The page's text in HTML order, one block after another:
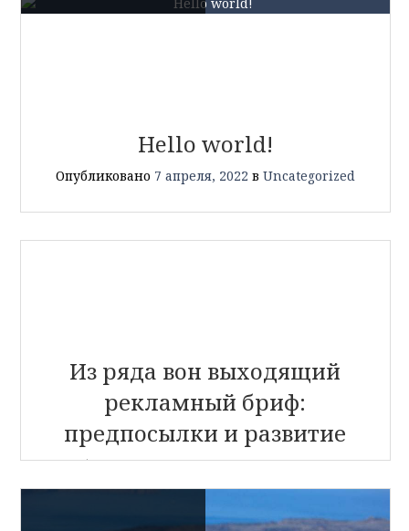
Hello world!
Опубликовано 7 апреля, 2022 в Uncategorized
Из ряда вон выходящий
рекламный бриф:
предпосылки и развитие
Опубликовано19 марта, 2017вПлагины для
сайта
(далее…)